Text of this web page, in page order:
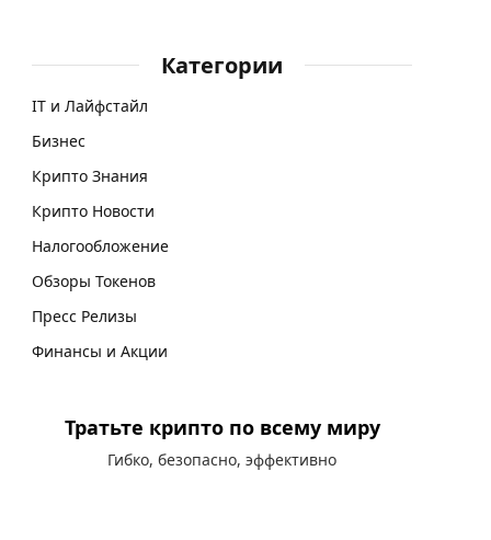
Категории
IT и Лайфстайл
Бизнес
Крипто Знания
Крипто Новости
Налогообложение
Обзоры Токенов
Пресс Релизы
Финансы и Акции
Тратьте крипто по всему миру
Гибко, безопасно, эффективно